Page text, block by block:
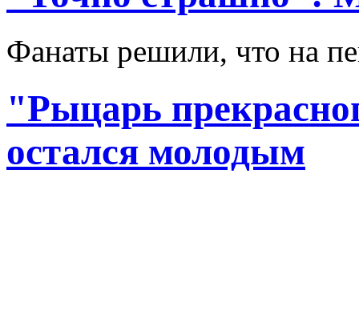
Фанаты решили, что на
"Рыцарь
остался молодым